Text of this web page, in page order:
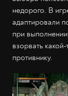
недорого. В
адаптировали
при
взорвать
противнику.